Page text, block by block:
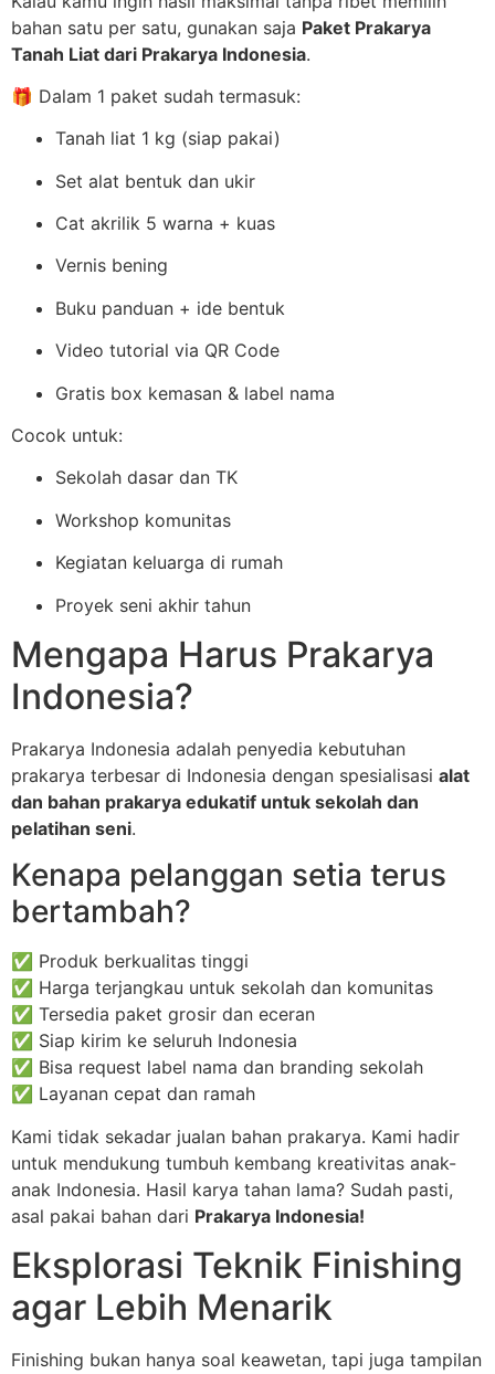
bahan satu per satu, gunakan saja Paket Prakarya
Tanah Liat dari Prakarya Indonesia.
🎁 Dalam 1 paket sudah termasuk:
Tanah liat 1 kg (siap pakai)
Set alat bentuk dan ukir
Cat akrilik 5 warna + kuas
Vernis bening
Buku panduan + ide bentuk
Video tutorial via QR Code
Gratis box kemasan & label nama
Cocok untuk:
Sekolah dasar dan TK
Workshop komunitas
Kegiatan keluarga di rumah
Proyek seni akhir tahun
Mengapa Harus Prakarya
Indonesia?
Prakarya Indonesia adalah penyedia kebutuhan
prakarya terbesar di Indonesia dengan spesialisasi alat
dan bahan prakarya edukatif untuk sekolah dan
pelatihan seni.
Kenapa pelanggan setia terus
bertambah?
✅ Produk berkualitas tinggi
✅ Harga terjangkau untuk sekolah dan komunitas
✅ Tersedia paket grosir dan eceran
✅ Siap kirim ke seluruh Indonesia
✅ Bisa request label nama dan branding sekolah
✅ Layanan cepat dan ramah
Kami tidak sekadar jualan bahan prakarya. Kami hadir
untuk mendukung tumbuh kembang kreativitas anak-
anak Indonesia. Hasil karya tahan lama? Sudah pasti,
asal pakai bahan dari Prakarya Indonesia!
Eksplorasi Teknik Finishing
agar Lebih Menarik
Finishing bukan hanya soal keawetan, tapi juga tampilan